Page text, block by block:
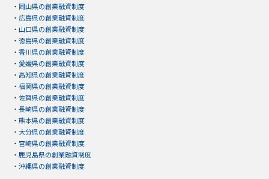
・ 岡山県の創業融資制度
・ 広島県の創業融資制度
・ 山口県の創業融資制度
・ 徳島県の創業融資制度
・ 香川県の創業融資制度
・ 愛媛県の創業融資制度
・ 高知県の創業融資制度
・ 福岡県の創業融資制度
・ 佐賀県の創業融資制度
・ 長崎県の創業融資制度
・ 熊本県の創業融資制度
・ 大分県の創業融資制度
・ 宮崎県の創業融資制度
・ 鹿児島県の創業融資制度
・ 沖縄県の創業融資制度